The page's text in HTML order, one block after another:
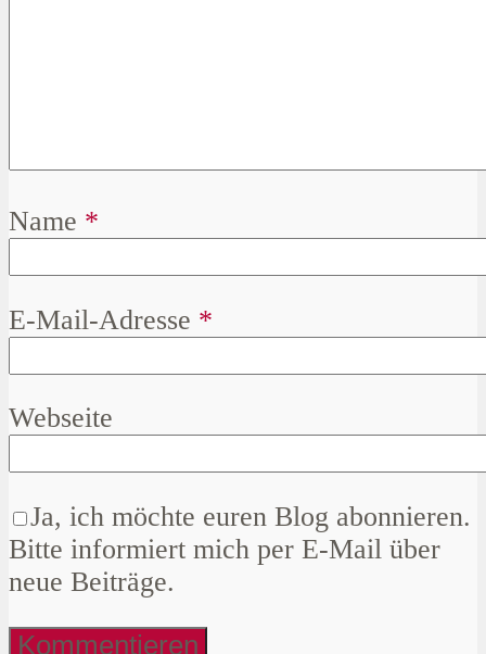
Name *
E-Mail-Adresse *
Webseite
Ja, ich möchte euren Blog abonnieren.
Bitte informiert mich per E-Mail über
neue Beiträge.